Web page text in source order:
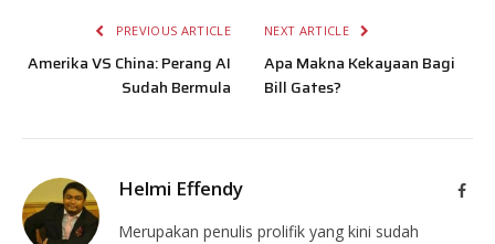
PREVIOUS ARTICLE
Amerika VS China: Perang AI
Sudah Bermula
NEXT ARTICLE
Apa Makna Kekayaan Bagi
Bill Gates?
Helmi Effendy
Merupakan penulis prolifik yang kini sudah